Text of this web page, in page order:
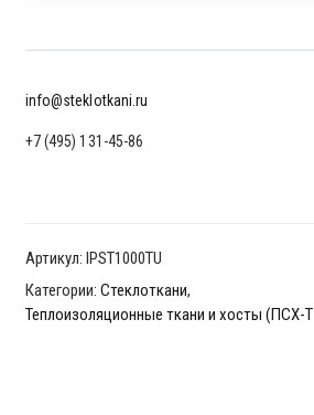
info@steklotkani.ru
+7 (495) 131-45-86
Артикул: IPST1000TU
Категории: Стеклоткани,
Теплоизоляционные ткани и хосты (ПСХ-Т